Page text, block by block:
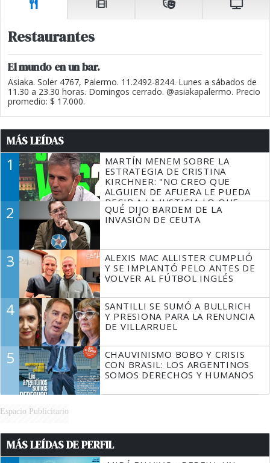
Restaurantes
El mundo en un bar.
Asiaka. Soler 4767, Palermo. 11.2492-8244. Lunes a sábados de
11.30 a 23.30 horas. Domingos cerrado. @asiakapalermo. Precio
promedio: $ 17.000.
MÁS LEÍDAS
1
MARTÍN MENEM SOBRE LA
ESTRATEGIA DE CRISTINA
KIRCHNER: "NO CREO QUE
ALGUIEN DE AFUERA LE PUEDA
DECIR A LA JUSTICIA LO QUE
TIENE QUE HACER"
2
QUÉ DIJO BARDEM DE LA
INVASIÓN DE CEUTA
3
ALEXIS MAC ALLISTER CUMPLIÓ
Y SE IMPLANTÓ PELO ANTES DE
VOLVER AL FÚTBOL INGLÉS
4
SANTILLI SE SUMÓ A BULLRICH
Y PRESIONA PARA LA RENUNCIA
DE VILLARRUEL
5
CHAUVINISMO BOBO Y CRISIS
CON BRASIL: LOS ARGENTINOS
SOMOS DERECHOS Y HUMANOS
Espacio Publicitario
MÁS LEÍDAS DE PERFIL